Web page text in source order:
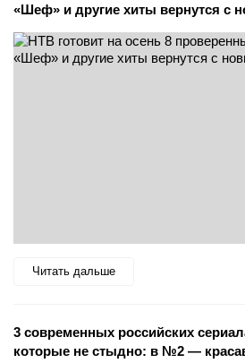
«Шеф» и другие хиты вернутся с
Читать дальше
3 современных российских
которые не стыдно: в №2 —